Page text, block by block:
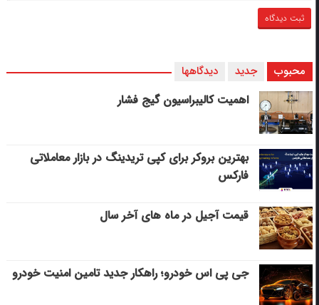
محبوب جدید دیدگاهها
اهمیت کالیبراسیون گیج فشار
بهترین بروکر برای کپی‌ تریدینگ در بازار معاملاتی
فارکس
قیمت آجیل در ماه های آخر سال
جی پی اس خودرو؛ راهکار جدید تامین امنیت خودرو